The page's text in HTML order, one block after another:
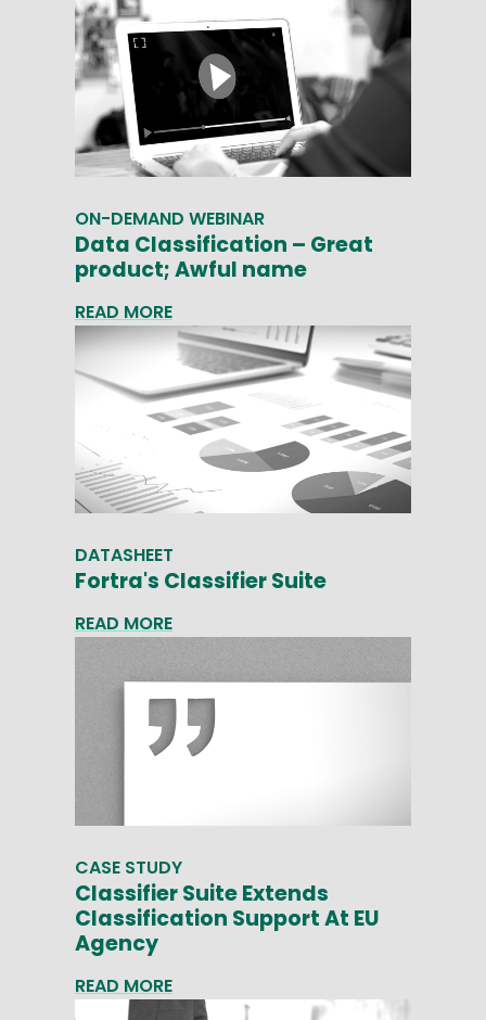
ON-DEMAND WEBINAR
Data Classification – Great
product; Awful name
READ MORE
DATASHEET
Fortra's Classifier Suite
READ MORE
CASE STUDY
Classifier Suite Extends
Classification Support At EU
Agency
READ MORE